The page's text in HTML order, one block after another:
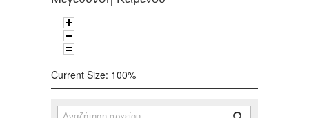
Current Size: 100%
Φόρμα αναζήτησης
Αναζήτηση